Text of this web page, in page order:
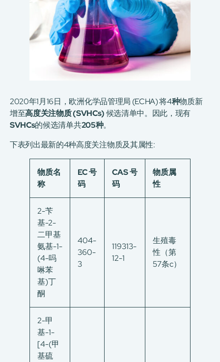
2020年1月16日，欧洲化学品管理局 (ECHA) 将4种物质新
增至高度关注物质(SVHCs)候选清单中。因此，现有
SVHCs的候选清单共205种。
下表列出最新的4种高度关注物质及其属性:
物质名
称
EC号
码
CAS号
码
物质属
性
2-苄
基-2-
二甲基
氨基-1-
(4-吗
啉苯
基)丁
酮
404-
360-
3
119313-
12-1
生殖毒
性（第
57条c）
2-甲
基-1-
[4-(甲
基硫